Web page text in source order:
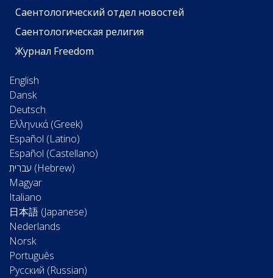
Саентологический отдел новостей
Саентологическая религия
Журнал Freedom
English
Dansk
Deutsch
Ελληνικά (Greek)
Español (Latino)
Español (Castellano)
Magyar
Italiano
日本語 (Japanese)
Nederlands
Norsk
Português
Русский (Russian)